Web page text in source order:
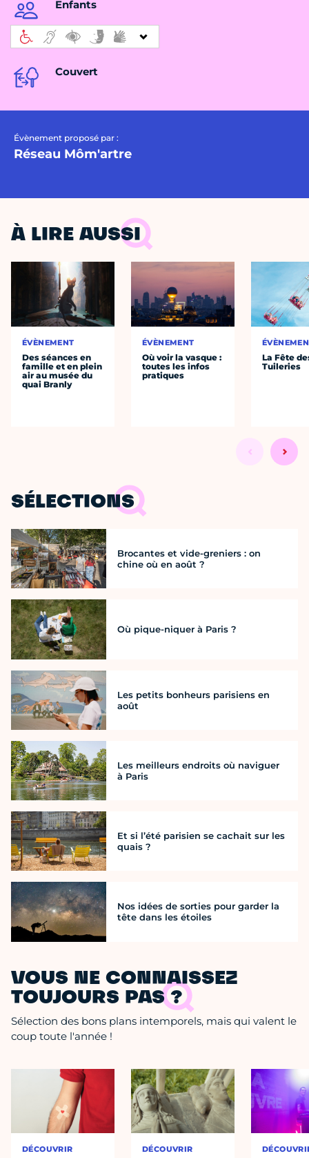
Enfants
Couvert
Évènement proposé par :
Réseau Môm'artre
À LIRE AUSSI
ÉVÈNEMENT
Des séances en
famille et en plein
air au musée du
quai Branly
ÉVÈNEMENT
Où voir la vasque :
toutes les infos
pratiques
La Fête
Tuileries
SÉLECTIONS
Brocantes et vide-greniers : on
chine où en août ?
Où pique-niquer à Paris ?
Les petits bonheurs parisiens en
août
Les meilleurs endroits où naviguer
à Paris
Et si l’été parisien se cachait sur les
quais ?
Nos idées de sorties pour garder la
tête dans les étoiles
VOUS NE CONNAISSEZ
TOUJOURS PAS ?
Sélection des bons plans intemporels, mais qui valent le
coup toute l'année !
DÉCOUVRIR DÉCOUVRIR